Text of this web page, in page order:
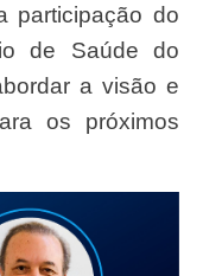
participação do
de Saúde do
a visão e
os próximos